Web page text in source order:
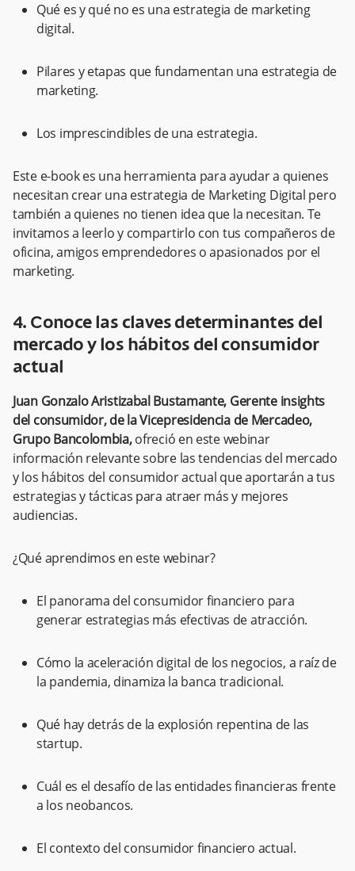
Qué es y qué no es una estrategia de marketing
digital.
Pilares y etapas que fundamentan una estrategia de
marketing.
Los imprescindibles de una estrategia.
Este e-book es una herramienta para ayudar a quienes
necesitan crear una estrategia de Marketing Digital pero
también a quienes no tienen idea que la necesitan. Te
invitamos a leerlo y compartirlo con tus compañeros de
oficina, amigos emprendedores o apasionados por el
marketing.
4. Conoce las claves determinantes del
mercado y los hábitos del consumidor
actual
Juan Gonzalo Aristizabal Bustamante, Gerente insights
del consumidor, de la Vicepresidencia de Mercadeo,
Grupo Bancolombia,ofreció en este webinar
información relevante sobre las tendencias del mercado
y los hábitos del consumidor actual que aportarán a tus
estrategias y tácticas para atraer más y mejores
audiencias.
¿Qué aprendimos en este webinar?
El panorama del consumidor financiero para
generar estrategias más efectivas de atracción.
Cómo la aceleración digital de los negocios, a raíz de
la pandemia, dinamiza la banca tradicional.
Qué hay detrás de la explosión repentina de las
startup.
Cuál es el desafío de las entidades financieras frente
a los neobancos.
El contexto del consumidor financiero actual.